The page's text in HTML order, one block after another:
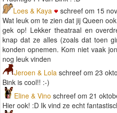
Loes & Kaya
schreef om 15
Wat leuk om te zien dat jij Queen
gek op! Lekker theatraal en
knap dat ze alles (zoals dat toen
konden opnemen. Kom niet vaak
nog leuk vinden
Jeroen & Lola schreef om 23
Bink is cool!! :-)
Eline & Vino schreef om 21
Hier ook! :D Ik vind ze echt